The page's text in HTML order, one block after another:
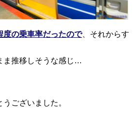
度の乗車率だったので、それからす
ま推移しそうな感じ…
ございました。